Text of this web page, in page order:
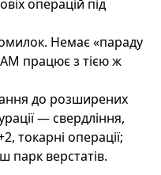
операцій під
Немає «параду
працює з тією ж
до розширених
— свердління,
токарні операції;
парк верстатів.